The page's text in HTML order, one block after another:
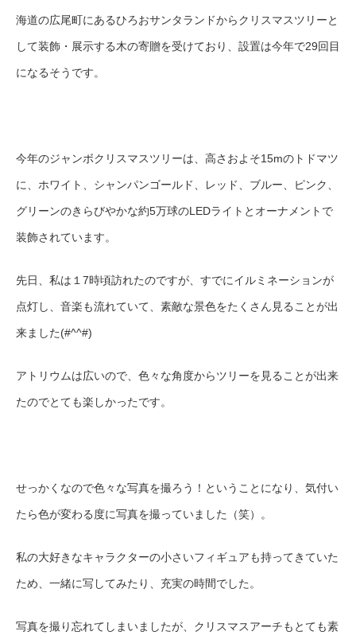
海道の広尾町にあるひろおサンタランドからクリスマスツリーと
して装飾・展示する木の寄贈を受けており、設置は今年で29回目
になるそうです。
今年のジャンボクリスマスツリーは、高さおよそ15mのトドマツ
に、ホワイト、シャンパンゴールド、レッド、ブルー、ピンク、
グリーンのきらびやかな約5万球のLEDライトとオーナメントで
装飾されています。
先日、私は１7時頃訪れたのですが、すでにイルミネーションが
点灯し、音楽も流れていて、素敵な景色をたくさん見ることが出
来ました(#^^#)
アトリウムは広いので、色々な角度からツリーを見ることが出来
たのでとても楽しかったです。
せっかくなので色々な写真を撮ろう！ということになり、気付い
たら色が変わる度に写真を撮っていました（笑）。
私の大好きなキャラクターの小さいフィギュアも持ってきていた
ため、一緒に写してみたり、充実の時間でした。
写真を撮り忘れてしまいましたが、クリスマスアーチもとても素